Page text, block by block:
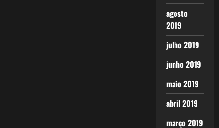
agosto
2019
julho 2019
junho 2019
maio 2019
abril 2019
março 2019